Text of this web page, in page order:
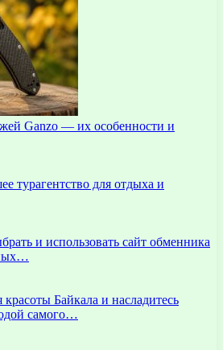
Ganzo — их особенности и
турагентство для отдыха и
и использовать сайт обменника
красоты Байкала и насладитесь
самого…